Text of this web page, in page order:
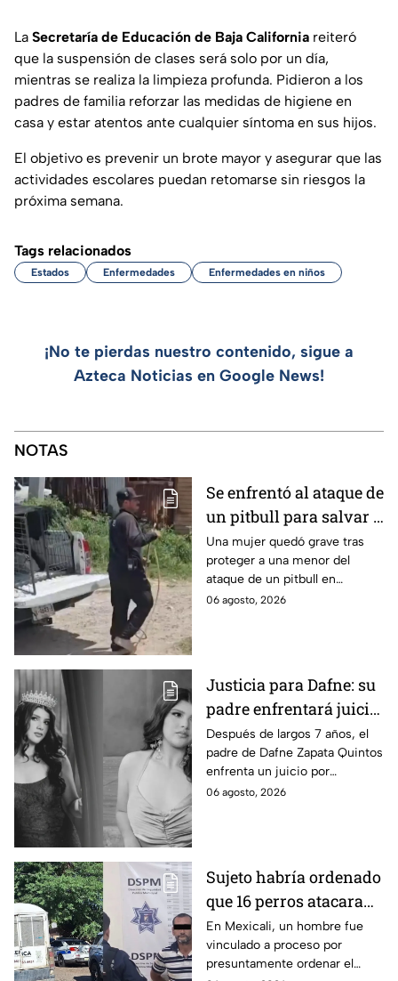
La Secretaría de Educación de Baja California reiteró
que la suspensión de clases será solo por un día,
mientras se realiza la limpieza profunda. Pidieron a los
padres de familia reforzar las medidas de higiene en
casa y estar atentos ante cualquier síntoma en sus hijos.
El objetivo es prevenir un brote mayor y asegurar que las
actividades escolares puedan retomarse sin riesgos la
próxima semana.
Tags relacionados
Estados Enfermedades Enfermedades en niños
¡No te pierdas nuestro contenido, sigue a
Azteca Noticias en Google News!
NOTAS
Se enfrentó al ataque de
un pitbull para salvar a
una menor; hoy lucha
por su vida en Zapopan
Una mujer quedó grave tras
proteger a una menor del
ataque de un pitbull en
Zapopan; la víctima sufrió
06 agosto, 2026
Justicia para Dafne: su
padre enfrentará juicio
por presunto abuso
cometido en 2019 en
Tamaulipas
Después de largos 7 años, el
padre de Dafne Zapata Quintos
enfrenta un juicio por
presuntamente abusar de la
06 agosto, 2026
Sujeto habría ordenado
que 16 perros atacaran
a su hermana con
discapacidad en
Mexicali, BC
En Mexicali, un hombre fue
vinculado a proceso por
presuntamente ordenar el